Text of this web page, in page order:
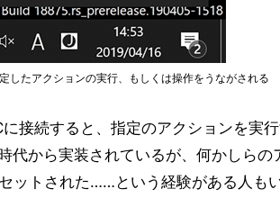
したアクションの実行、もしくは操作をうながされる
接続すると、指定のアクションを実
代から実装されているが、何かしらの
ットされた……という経験がある人も